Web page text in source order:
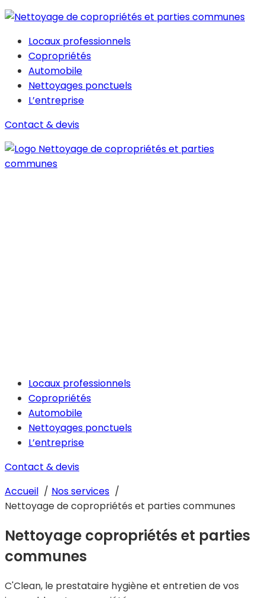
Locaux professionnels
Copropriétés
Automobile
Nettoyages ponctuels
L’entreprise
Contact & devis
Locaux professionnels
Copropriétés
Automobile
Nettoyages ponctuels
L’entreprise
Contact & devis
Accueil
Nos services
Nettoyage de copropriétés et parties communes
Nettoyage copropriétés et parties
communes
C'Clean, le prestataire hygiène et entretien de vos